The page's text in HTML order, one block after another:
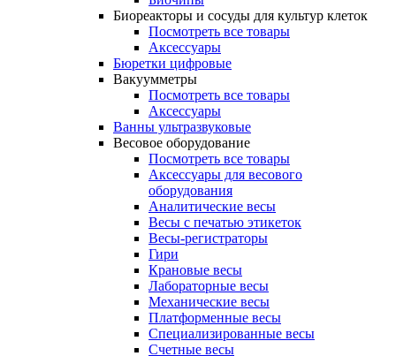
Биореакторы и сосуды для культур клеток
Посмотреть все товары
Аксессуары
Бюретки цифровые
Вакуумметры
Посмотреть все товары
Аксессуары
Ванны ультразвуковые
Весовое оборудование
Посмотреть все товары
Аксессуары для весового
оборудования
Аналитические весы
Весы с печатью этикеток
Весы-регистраторы
Гири
Крановые весы
Лабораторные весы
Механические весы
Платформенные весы
Специализированные весы
Счетные весы